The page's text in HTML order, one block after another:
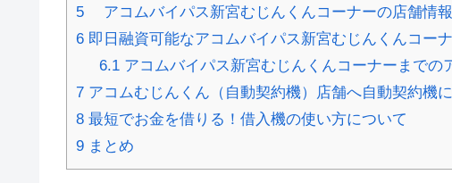
5 アコムバイパス新宮むじんくんコーナーの店舗情
6 即日融資可能なアコムバイパス新宮むじんくんコー
6.1アコムバイパス新宮むじんくんコーナーまでの
7 アコムむじんくん（自動契約機）店舗へ自動契約機
8 最短でお金を借りる！借入機の使い方について
9 まとめ